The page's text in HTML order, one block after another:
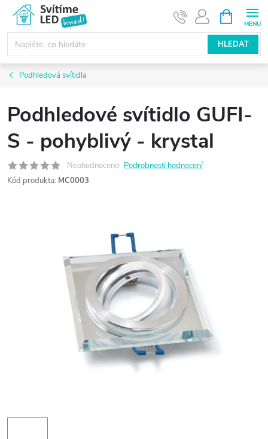
obsah
HLEDAT
NÁKUPNÍ
KOŠÍK
Podhledová svítidla
Podhledové svítidlo GUFI-
S - pohyblivý - krystal
Neohodnoceno Podrobnosti hodnocení
Kód produktu: MC0003